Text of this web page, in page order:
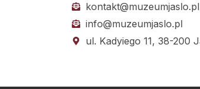
kontakt@muzeumjaslo.pl
info@muzeumjaslo.pl
ul. Kadyiego 11, 38-200